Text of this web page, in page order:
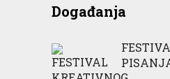
Događanja